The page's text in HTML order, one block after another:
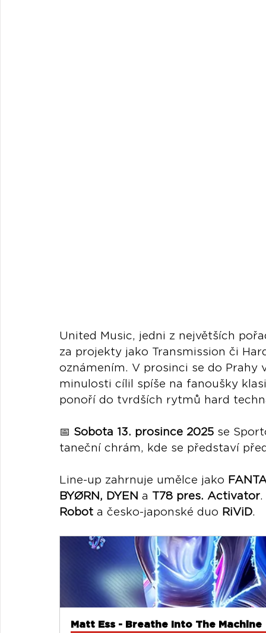
United Music, jedni z největších
za projekty jako Transmission či
oznámením. V prosinci se do
minulosti cílil spíše na fanoušky
ponoří do tvrdších rytmů hard
📅 Sobota 13. prosince 2025 se
taneční chrám, kde se představí
Line-up zahrnuje umělce jako
BYØRN, DYEN a T78 pres. Activator
Robot a česko-japonské duo RiViD.
Matt Ess - Breathe Into The Machine